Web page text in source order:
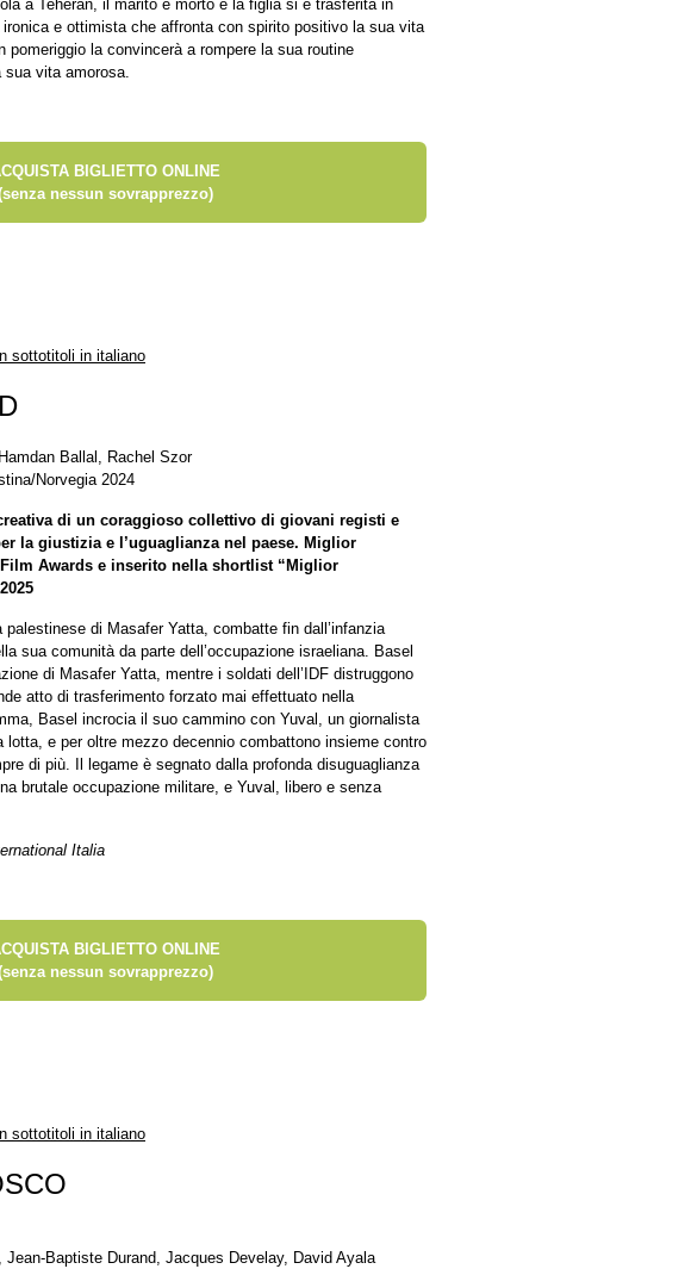
a Teheran, il marito è morto e la figlia si è trasferita in
ironica e ottimista che affronta con spirito positivo la sua vita
pomeriggio la convincerà a rompere la sua routine
sua vita amorosa.
BIGLIETTO ONLINE
nessun sovrapprezzo)
sottotitoli in italiano
Ballal, Rachel Szor
Norvegia 2024
di un coraggioso collettivo di giovani registi e
la giustizia e l’uguaglianza nel paese. Miglior
Awards e inserito nella shortlist “Miglior
di Masafer Yatta, combatte fin dall’infanzia
sua comunità da parte dell’occupazione israeliana. Basel
di Masafer Yatta, mentre i soldati dell’IDF distruggono
atto di trasferimento forzato mai effettuato nella
Basel incrocia il suo cammino con Yuval, un giornalista
e per oltre mezzo decennio combattono insieme contro
di più. Il legame è segnato dalla profonda disuguaglianza
brutale occupazione militare, e Yuval, libero e senza
Italia
BIGLIETTO ONLINE
nessun sovrapprezzo)
sottotitoli in italiano
Baptiste Durand, Jacques Develay, David Ayala